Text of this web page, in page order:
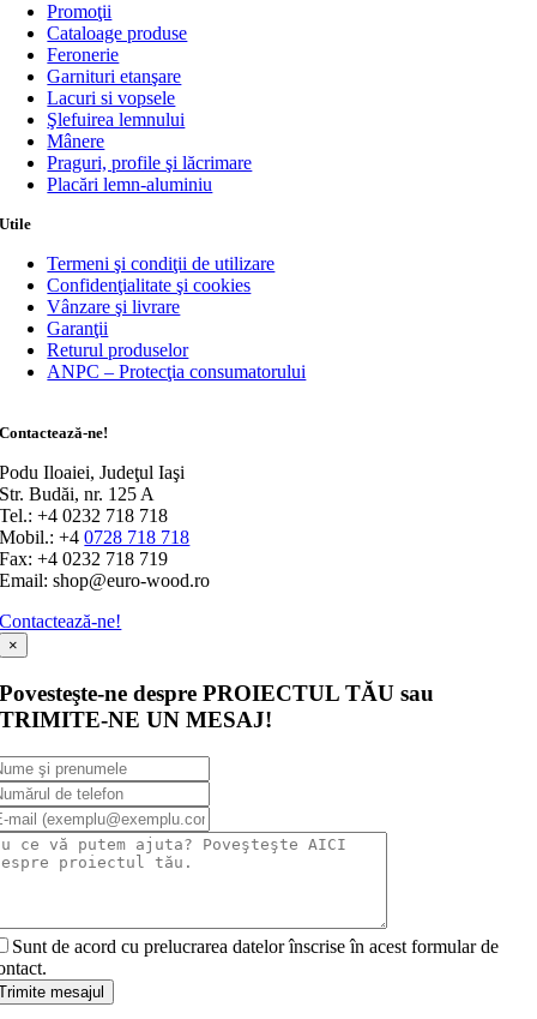
Promoţii
Cataloage produse
Feronerie
Garnituri etanşare
Lacuri si vopsele
Şlefuirea lemnului
Mânere
Praguri, profile şi lăcrimare
Placări lemn-aluminiu
Utile
Termeni şi condiţii de utilizare
Confidenţialitate şi cookies
Vânzare şi livrare
Garanţii
Returul produselor
ANPC – Protecţia consumatorului
Contactează-ne!
Podu Iloaiei, Judeţul Iaşi
Str. Budăi, nr. 125 A
Tel.: +4 0232 718 718
Mobil.: +40728 718 718
Fax: +4 0232 718 719
Email: shop@euro-wood.ro
Contactează-ne!
×
Povesteşte-ne despre PROIECTUL TĂU sau
TRIMITE-NE UN MESAJ!
Sunt de acord cu prelucrarea datelor înscrise în acest formular de
mesajul